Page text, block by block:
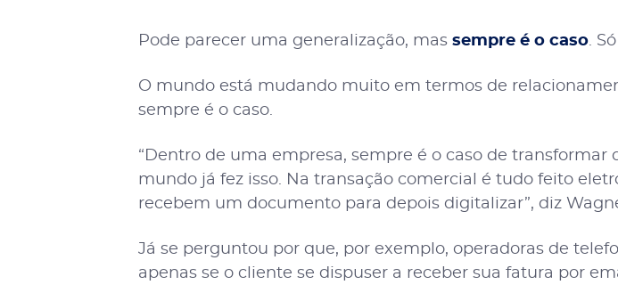
Pode parecer uma generalização, mas sempre é o caso.
O mundo está mudando muito em termos de
sempre é o caso.
“Dentro de uma empresa, sempre é o caso de
mundo já fez isso. Na transação comercial é tudo feito
recebem um documento para depois digitalizar”, diz
Já se perguntou por que, por exemplo, operadoras de
apenas se o cliente se dispuser a receber sua fatura por